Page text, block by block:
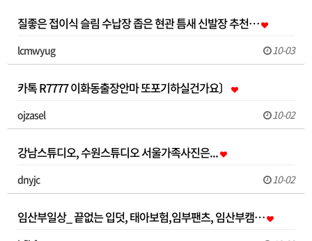
질좋은 접이식 슬림 수납장 좁은 현관 틈새 신발장 추천…
lcmwyug 10-03
카톡 R7777 이화동출장안마 또포기하실건가요〕
ojzasel 10-02
강남스튜디오, 수원스튜디오 서울가족사진은...
dnyjc 10-02
임산부일상_ 끝없는 입덧, 태아보험,임부팬츠, 임산부캠…